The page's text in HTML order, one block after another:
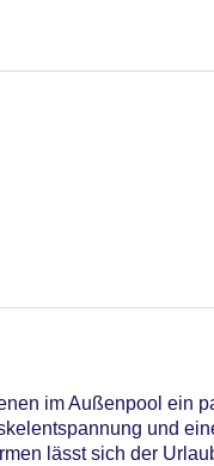
im Außenpool ein
und
lässt sich der